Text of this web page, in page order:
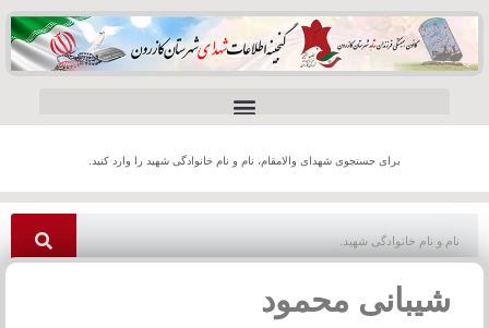
برای جستجوی شهدای والامقام، نام و نام خانوادگی شهید را وارد کنید.
شیبانی محمود